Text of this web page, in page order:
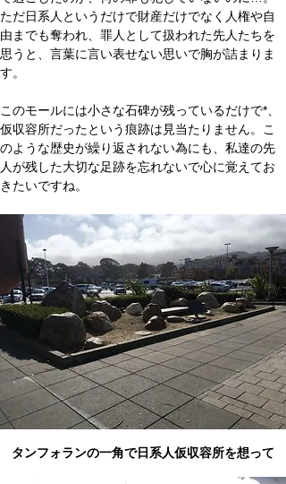
ただ日系人というだけで財産だけでなく人権や自
由までも奪われ、罪人として扱われた先人たちを
思うと、言葉に言い表せない思いで胸が詰まりま
す。
このモールには小さな石碑が残っているだけで*、
仮収容所だったという痕跡は見当たりません。こ
のような歴史が繰り返されない為にも、私達の先
人が残した大切な足跡を忘れないで心に覚えてお
きたいですね。
タンフォランの一角で日系人仮収容所を想って